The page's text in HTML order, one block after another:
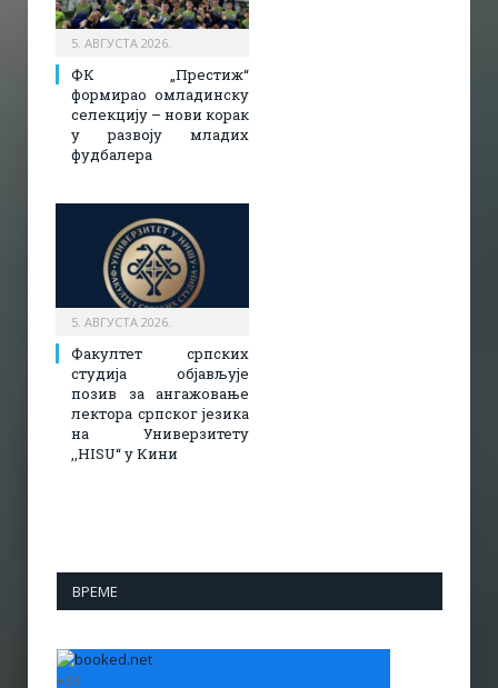
5. АВГУСТА 2026.
ФК „Престиж“
формирао омладинску
селекцију – нови корак
у развоју младих
фудбалера
5. АВГУСТА 2026.
Факултет српских
студија објављује
позив за ангажовање
лектора српског језика
на Универзитету
,,HISU“ у Кини
ВРЕМЕ
+33